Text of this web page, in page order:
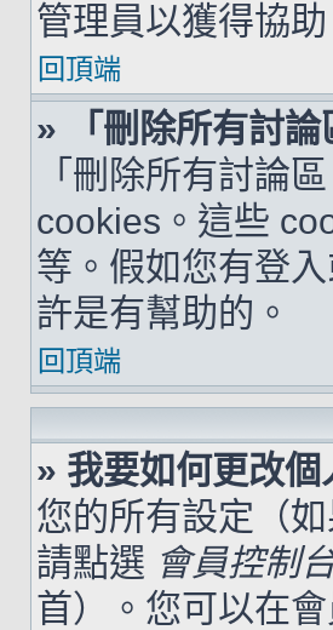
管理員以獲得協助
回頂端
» 「刪除所有討
「刪除所有討論
cookies。這些
等。假如您有登
許是有幫助的。
回頂端
» 我要如何更改個
您的所有設定（
請點選 會員控制
首）。您可以在